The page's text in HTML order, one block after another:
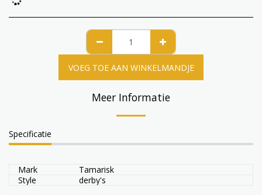
VOEG TOE AAN WINKELMANDJE
Meer Informatie
Specificatie
Mark
Tamarisk
Style
derby's